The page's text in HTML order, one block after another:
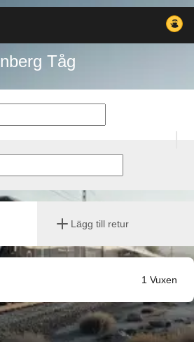
Tåg
Lägg till retur
1 Vuxen